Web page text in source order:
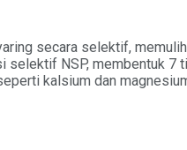
secara selektif,
NSP, membentuk 7
kalsium dan